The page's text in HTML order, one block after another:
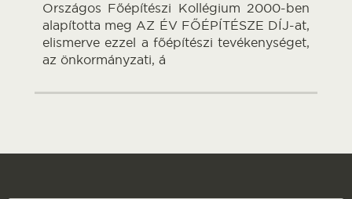
Országos Főépítészi Kollégium 2000-ben
alapította meg AZ ÉV FŐÉPÍTÉSZE DÍJ-at,
elismerve ezzel a főépítészi tevékenységet,
az önkormányzati, á